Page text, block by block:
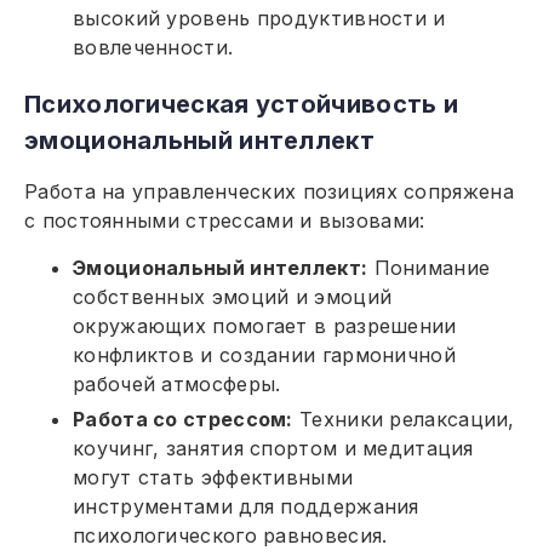
высокий уровень продуктивности и
вовлеченности.
Психологическая устойчивость и
эмоциональный интеллект
Работа на управленческих позициях сопряжена
с постоянными стрессами и вызовами:
Эмоциональный интеллект: Понимание
собственных эмоций и эмоций
окружающих помогает в разрешении
конфликтов и создании гармоничной
рабочей атмосферы.
Работа со стрессом: Техники релаксации,
коучинг, занятия спортом и медитация
могут стать эффективными
инструментами для поддержания
психологического равновесия.